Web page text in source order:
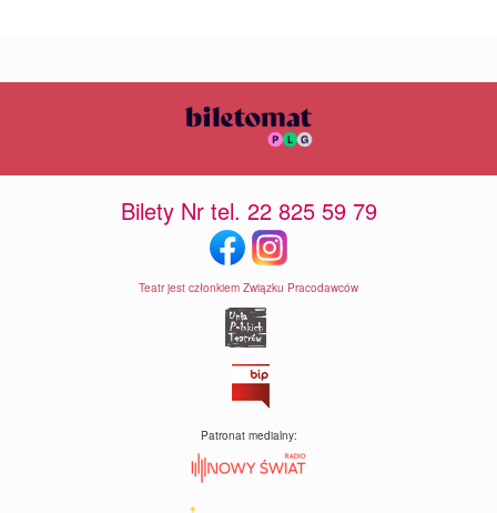
Bilety Nr tel. 22 825 59 79
Teatr jest członkiem Związku Pracodawców
Patronat medialny: